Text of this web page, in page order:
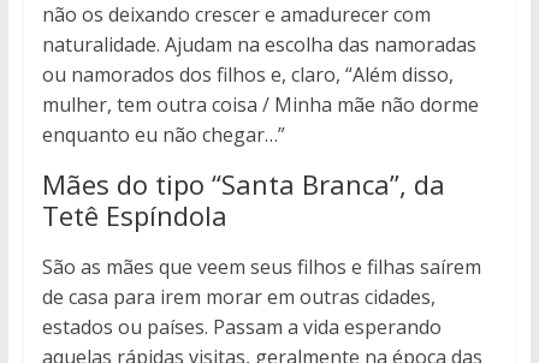
não os deixando crescer e amadurecer com
naturalidade. Ajudam na escolha das namoradas
ou namorados dos filhos e, claro, “Além disso,
mulher, tem outra coisa / Minha mãe não dorme
enquanto eu não chegar…”
Mães do tipo “Santa Branca”, da
Tetê Espíndola
São as mães que veem seus filhos e filhas saírem
de casa para irem morar em outras cidades,
estados ou países. Passam a vida esperando
aquelas rápidas visitas, geralmente na época das